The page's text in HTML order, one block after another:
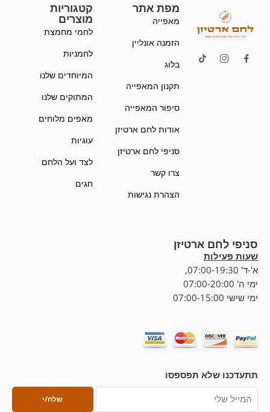
מפת אתר
מאפייה
הזמנה אונליין
בלוג
תקנון המאפייה
סיפור המאפייה
אודות לחם ארטיזן
סניפי לחם ארטיזן
צרו קשר
הצהרת נגישות
קטגוריות
מוצרים
לחמי מחמצת
לחמניות
המיוחדים שלנו
המתוקים שלנו
מאפים מלוחים
עוגיות
לצד ועל הלחם
חגים
סניפי לחם ארטיזן
שעות פעילות
א'-ד' 07:00-19:30,
ימי ה' 07:00-20:00
ימי שישי 07:00-15:00
תתעדכנו שלא תפספסו